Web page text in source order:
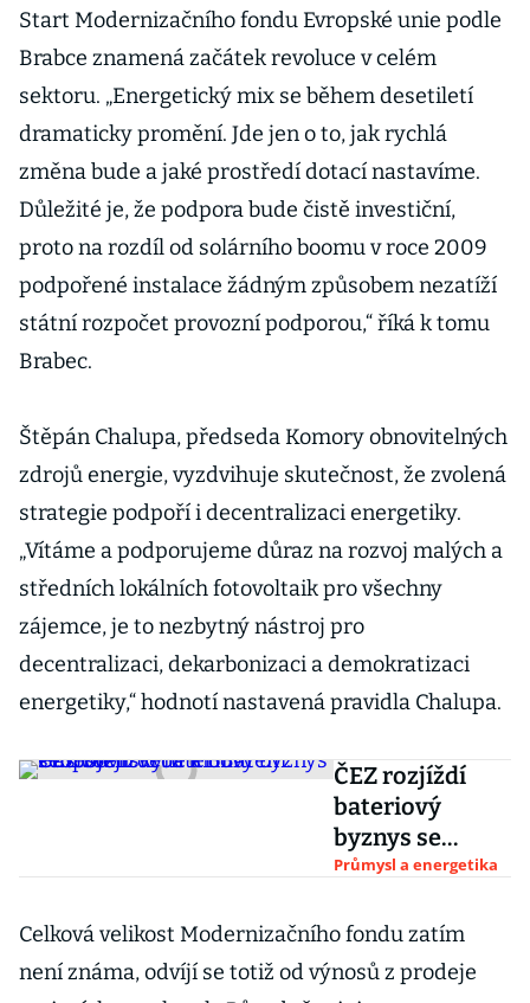
Firmám se už
vyplatí i bez
Start Modernizačního fondu Evropské unie podle
Brabce znamená začátek revoluce v celém
sektoru. „Energetický mix se během desetiletí
dramaticky promění. Jde jen o to, jak rychlá
změna bude a jaké prostředí dotací nastavíme.
Důležité je, že podpora bude čistě investiční,
proto na rozdíl od solárního boomu v roce 2009
podpořené instalace žádným způsobem nezatíží
státní rozpočet provozní podporou,“ říká k tomu
Brabec.
Štěpán Chalupa, předseda Komory obnovitelných
zdrojů energie, vyzdvihuje skutečnost, že zvolená
strategie podpoří i decentralizaci energetiky.
„Vítáme a podporujeme důraz na rozvoj malých a
středních lokálních fotovoltaik pro všechny
zájemce, je to nezbytný nástroj pro
decentralizaci, dekarbonizaci a demokratizaci
energetiky,“ hodnotí nastavená pravidla Chalupa.
ČEZ rozjíždí
bateriový
byznys se
slovenským
Propojení vede
k Billu Gatesovi
Průmysl a energetika
Celková velikost Modernizačního fondu zatím
není známa, odvíjí se totiž od výnosů z prodeje